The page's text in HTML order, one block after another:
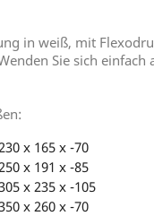
in weiß, mit
Sie sich einfach
x 165 x -70
x 191 x -85
x 235 x -105
x 260 x -70